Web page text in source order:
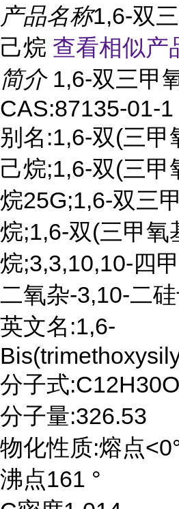
产品名称1,6-双
己烷 查看相似产
简介 1,6-双三甲
CAS:87135-01-1
别名:1,6-双(三甲
己烷;1,6-双(三甲
烷25G;1,6-双三
烷;1,6-双(三甲氧
烷;3,3,10,10-四
二氧杂-3,10-二
英文名:1,6-
分子式
分子量:326.53
物化性质:熔点
沸点161 °